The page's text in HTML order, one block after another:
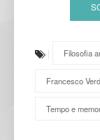
Filosofia
Francesco
Tempo e